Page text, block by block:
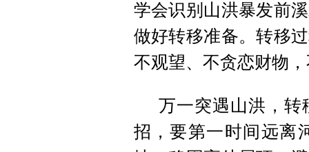
学会识别山洪暴发前
做好转移准备。转移
不观望、不贪恋财物
万一突遇山洪，转
招，要第一时间远离